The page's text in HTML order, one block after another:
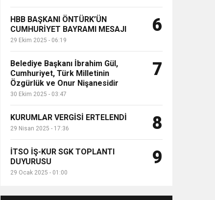
HBB BAŞKANI ÖNTÜRK’ÜN
CUMHURİYET BAYRAMI MESAJI
29 Ekim 2025 - 06:19
6
Belediye Başkanı İbrahim Gül,
Cumhuriyet, Türk Milletinin
Özgürlük ve Onur Nişanesidir
30 Ekim 2025 - 03:47
7
KURUMLAR VERGİSİ ERTELENDİ
29 Nisan 2025 - 17:36 8
İTSO İŞ-KUR SGK TOPLANTI
DUYURUSU
29 Ocak 2025 - 01:00
9